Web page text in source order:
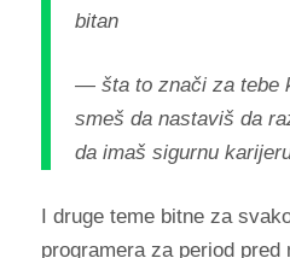
bitan
— šta to znači za tebe
smeš da nastaviš da
da imaš sigurnu
I druge teme bitne za
programera za period pred